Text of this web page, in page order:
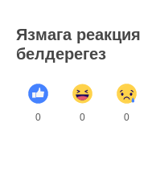
Язмага реакция
белдерегез
0 0 0